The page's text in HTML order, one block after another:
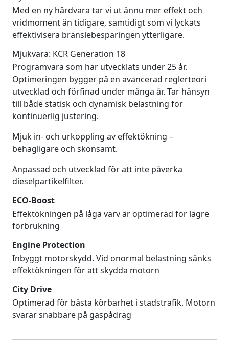
Med en ny hårdvara tar vi ut ännu mer effekt och
vridmoment än tidigare, samtidigt som vi lyckats
effektivisera bränslebesparingen ytterligare.
Mjukvara: KCR Generation 18
Programvara som har utvecklats under 25 år.
Optimeringen bygger på en avancerad reglerteori
utvecklad och förfinad under många år. Tar hänsyn
till både statisk och dynamisk belastning för
kontinuerlig justering.
Mjuk in- och urkoppling av effektökning –
behagligare och skonsamt.
Anpassad och utvecklad för att inte påverka
dieselpartikelfilter.
ECO-Boost
Effektökningen på låga varv är optimerad för lägre
förbrukning
Engine Protection
Inbyggt motorskydd. Vid onormal belastning sänks
effektökningen för att skydda motorn
City Drive
Optimerad för bästa körbarhet i stadstrafik. Motorn
svarar snabbare på gaspådrag